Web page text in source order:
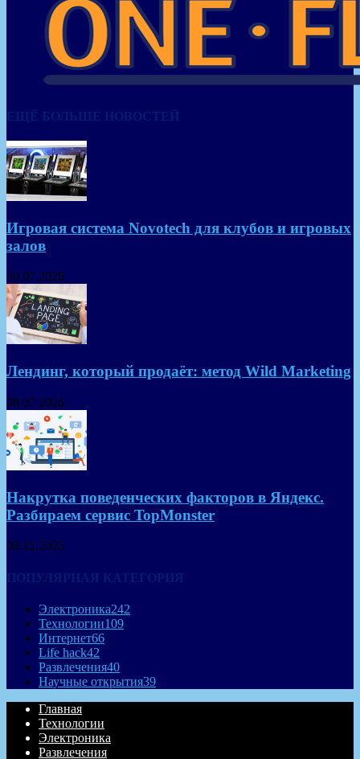
ЕЩЁ БОЛЬШЕ НОВОСТЕЙ
Игровая система Novotech для клубов и игровых
залов
30.07.2026
Лендинг, который продаёт: метод Wild Marketing
08.07.2026
Накрутка поведенческих факторов в Яндекс.
Разбираем сервис TopMonster
08.12.2025
ПОПУЛЯРНАЯ КАТЕГОРИЯ
Электроника242
Технологии109
Интернет66
Life hack42
Развлечения40
Научные открытия39
Главная
Технологии
Электроника
Развлечения